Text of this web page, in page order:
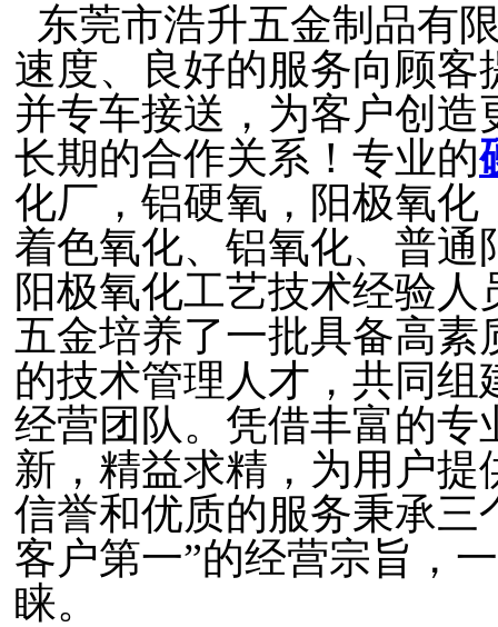
东莞市浩升五金制品有
速度、良好的服务向顾
并专车接送，为客户创
长期的合作关系！专业的
化厂，铝硬氧，阳极氧化
着色氧化、铝氧化、普
阳极氧化工艺技术经验
五金培养了一批具备高
的技术管理人才，共同
经营团队。凭借丰富的
新，精益求精，为用户
信誉和优质的服务秉承三
客户第一”的经营宗旨，
睐。